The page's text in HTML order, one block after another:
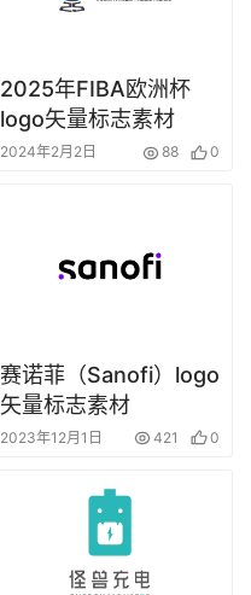
2025年FIBA欧洲杯
logo矢量标志素材
2024年2月2日 88 0
赛诺菲（Sanofi）logo
矢量标志素材
2023年12月1日 421 0